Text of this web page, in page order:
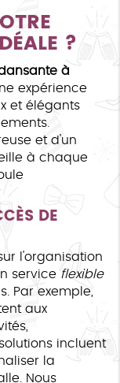
?
à
expérience
et élégants
et d'un
à chaque
DE
l'organisation
service flexible
Par exemple,
aux
incluent
la
Nous